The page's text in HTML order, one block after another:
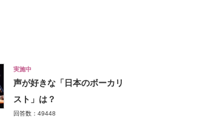
実施中
声が好きな「日本のボーカリ
スト」は？
回答数：49448